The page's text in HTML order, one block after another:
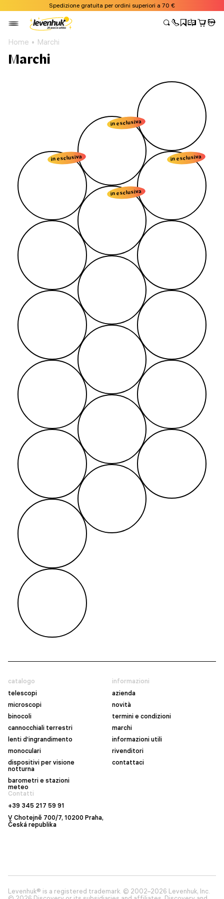
Spedizione gratuita per ordini superiori a 70 €
Home Marchi
Marchi
in esclusiva
in esclusiva
in esclusiva
in esclusiva
catalogo
telescopi
microscopi
binocoli
cannocchiali terrestri
lenti d’ingrandimento
monoculari
dispositivi per visione
notturna
barometri e stazioni
meteo
informazioni
azienda
novità
termini e condizioni
marchi
informazioni utili
rivenditori
contattaci
Contatti
+39 345 217 59 91
V Chotejně 700/7, 10200 Praha,
Česká republika
Levenhuk® is a registered trademark. © 2002–2026 Levenhuk, Inc.